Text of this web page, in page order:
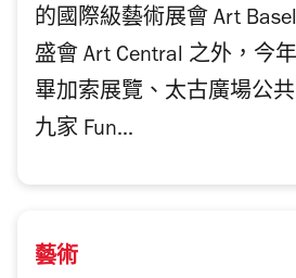
的國際級藝術展會 Art
盛會 Art Central 之外，今
畢加索展覽、太古廣場公
九家 Fun...
藝術